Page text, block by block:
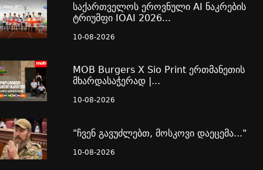
საქართველოს ეროვნული AI ნაკრების
ტრიუმფი IOAI 2026...
10-08-2026
MOB Burgers X Sio Print ერთმანეთის
მხარდასაჭერად |...
10-08-2026
"ჩვენ გავუძლებთ, მოსკოვი დაეცემა..."
10-08-2026